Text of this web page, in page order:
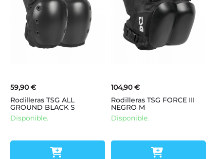
59,90 €
Rodilleras TSG ALL
GROUND BLACK S
Disponible.
104,90 €
Rodilleras TSG FORCE III
NEGRO M
Disponible.